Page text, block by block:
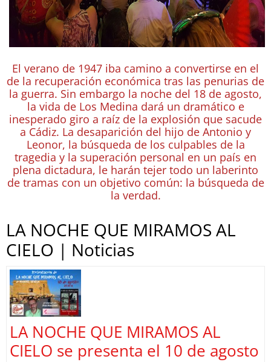
El verano de 1947 iba camino a convertirse en el
de la recuperación económica tras las penurias de
la guerra. Sin embargo la noche del 18 de agosto,
la vida de Los Medina dará un dramático e
inesperado giro a raíz de la explosión que sacude
a Cádiz. La desaparición del hijo de Antonio y
Leonor, la búsqueda de los culpables de la
tragedia y la superación personal en un país en
plena dictadura, le harán tejer todo un laberinto
de tramas con un objetivo común: la búsqueda de
la verdad.
LA NOCHE QUE MIRAMOS AL
CIELO | Noticias
LA NOCHE QUE MIRAMOS AL
CIELO se presenta el 10 de agosto